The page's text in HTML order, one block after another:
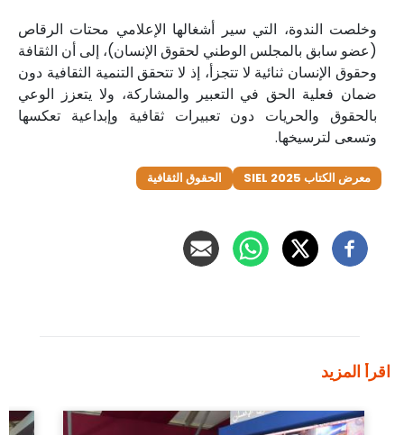
وخلصت الندوة، التي سير أشغالها الإعلامي محتات الرقاص
(عضو سابق بالمجلس الوطني لحقوق الإنسان)، إلى أن الثقافة
وحقوق الإنسان ثنائية لا تتجزأ، إذ لا تتحقق التنمية الثقافية دون
ضمان فعلية الحق في التعبير والمشاركة، ولا يتعزز الوعي
بالحقوق والحريات دون تعبيرات ثقافية وإبداعية تعكسها
وتسعى لترسيخها.
معرض الكتاب SIEL 2025 الحقوق الثقافية
اقرأ المزيد